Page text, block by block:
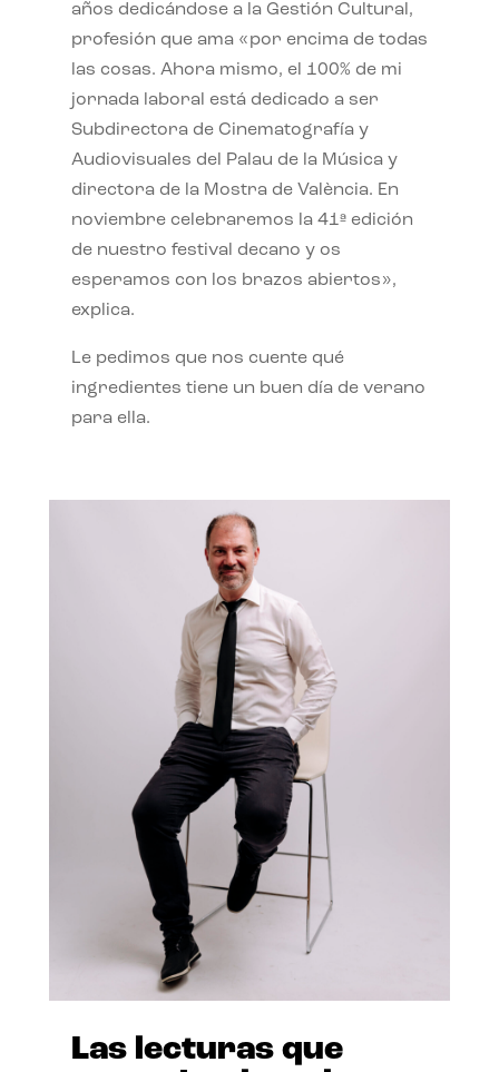
años dedicándose a la Gestión Cultural,
profesión que ama «por encima de todas
las cosas. Ahora mismo, el 100% de mi
jornada laboral está dedicado a ser
Subdirectora de Cinematografía y
Audiovisuales del Palau de la Música y
directora de la Mostra de València. En
noviembre celebraremos la 41ª edición
de nuestro festival decano y os
esperamos con los brazos abiertos»,
explica.
Le pedimos que nos cuente qué
ingredientes tiene un buen día de verano
para ella.
Las lecturas que